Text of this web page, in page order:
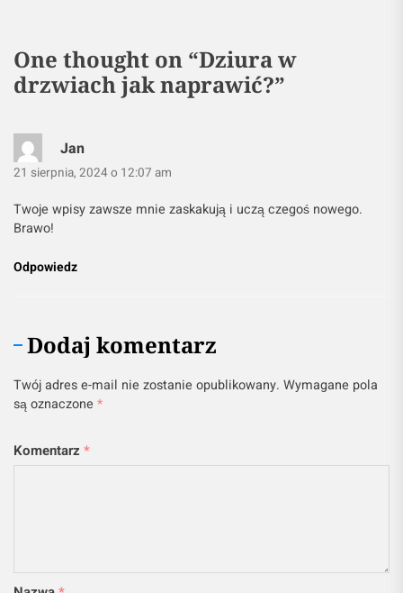
One thought on “Dziura w
drzwiach jak naprawić?”
Jan
21 sierpnia, 2024 o 12:07 am
Twoje wpisy zawsze mnie zaskakują i uczą czegoś nowego.
Brawo!
Odpowiedz
Dodaj komentarz
Twój adres e-mail nie zostanie opublikowany. Wymagane pola
są oznaczone *
Komentarz *